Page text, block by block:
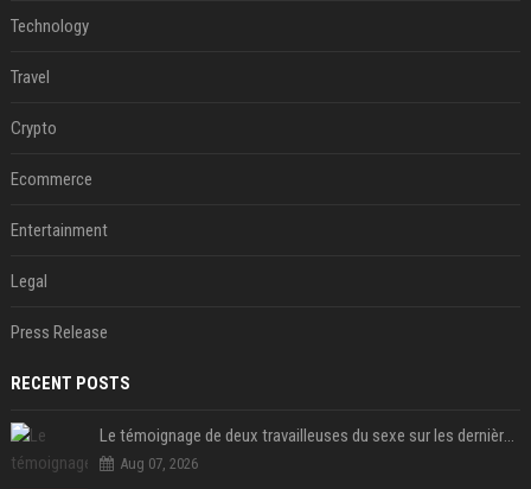
Technology
Travel
Crypto
Ecommerce
Entertainment
Legal
Press Release
RECENT POSTS
Le témoignage de deux travailleuses du sexe sur les dernières heures de Liam Payne a été dévoilé
Aug 07, 2026